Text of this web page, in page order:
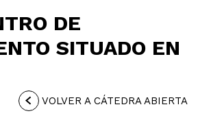
DE
SITUADO EN
VOLVER A CÁTEDRA ABIERTA